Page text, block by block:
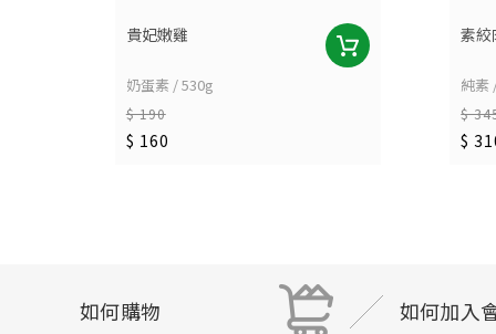
貴妃嫩雞
奶蛋素 / 530g
$ 190
$ 160
素絞
純素
$
$
如何購物 如何加入